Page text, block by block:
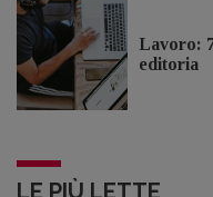
Lavoro:
editoria
LE PIÙ LETTE